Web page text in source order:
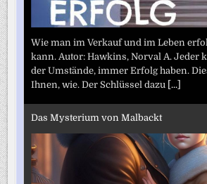
Wie man im Verkauf und im Leben
kann. Autor: Hawkins, Norval A. Jeder
der Umstände, immer Erfolg haben.
Ihnen, wie. Der Schlüssel dazu [...]
Das Mysterium von Malbackt